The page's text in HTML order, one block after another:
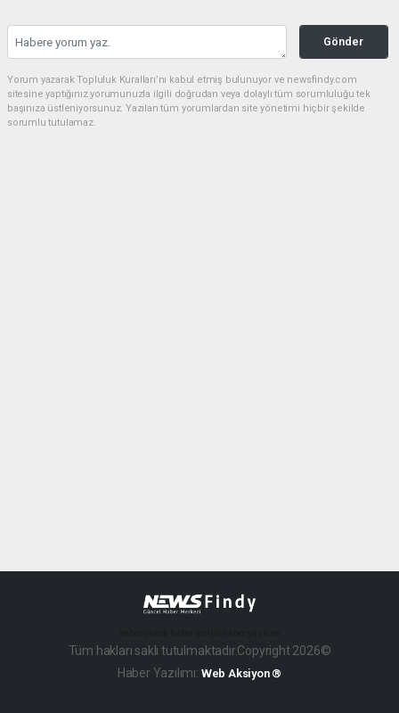
Gönder
Yorum yazarak Topluluk Kuralları’nı kabul etmiş bulunuyor ve newsfindy.com
sitesine yaptığınız yorumunuzla ilgili doğrudan veya dolaylı tüm sorumluluğu tek
başınıza üstleniyorsunuz. Yazılan tüm yorumlardan site yönetimi hiçbir şekilde
sorumlu tutulamaz.
Tüm hakları saklı tutulmaktadır.Copyright 2026©
Haber Yazılımı: Web Aksiyon ®